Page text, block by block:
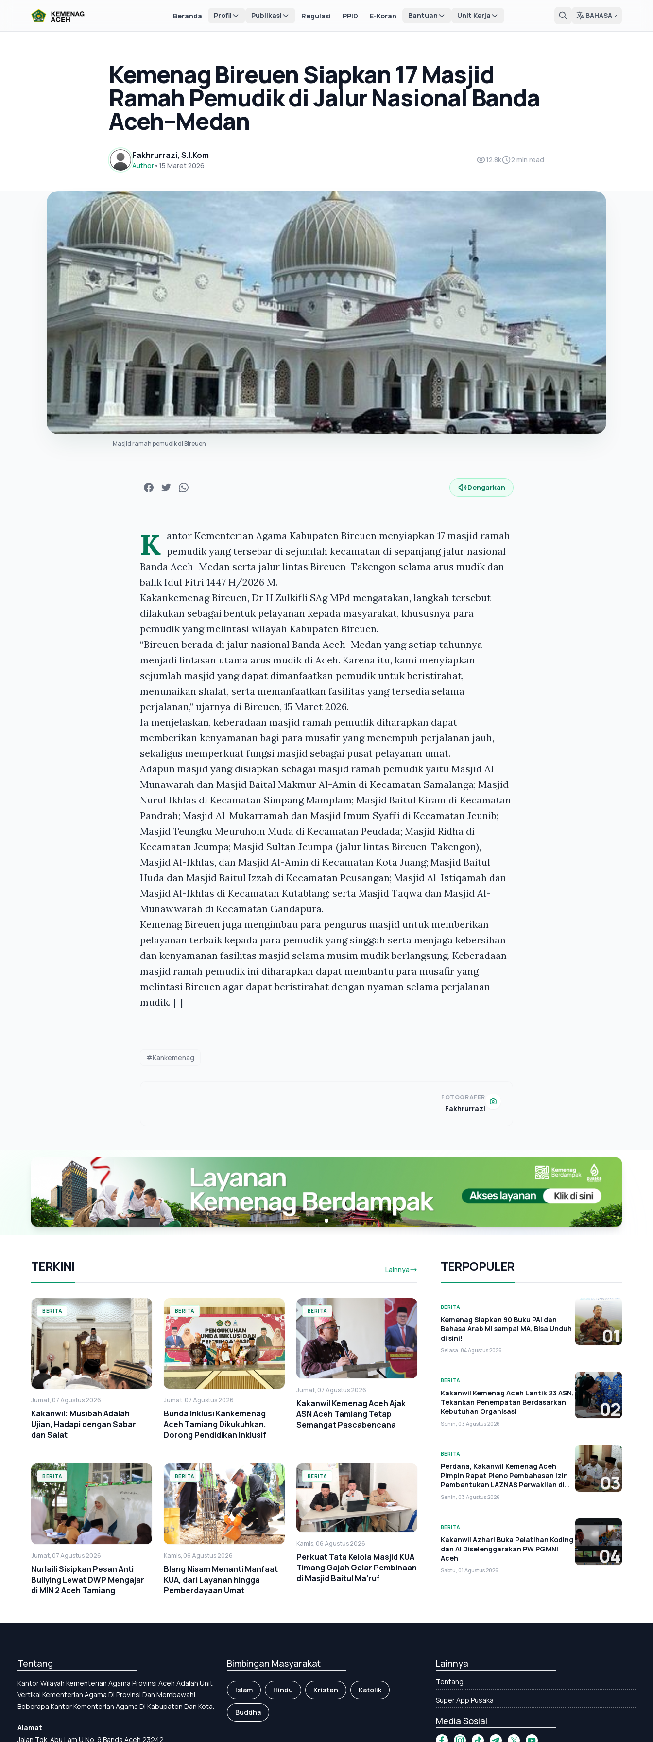
Beranda Profil Publikasi Regulasi PPID E-Koran Bantuan Unit Kerja BAHASA
Kemenag Bireuen Siapkan 17 Masjid
Ramah Pemudik di Jalur Nasional Banda
Aceh–Medan
Fakhrurrazi, S.I.Kom
Author•15 Maret 2026
12.8k 2 min read
Masjid ramah pemudik di Bireuen
Dengarkan
K antor Kementerian Agama Kabupaten Bireuen menyiapkan 17 masjid ramah
pemudik yang tersebar di sejumlah kecamatan di sepanjang jalur nasional
Banda Aceh–Medan serta jalur lintas Bireuen–Takengon selama arus mudik dan
balik Idul Fitri 1447 H/2026 M.
Kakankemenag Bireuen, Dr H Zulkifli SAg MPd mengatakan, langkah tersebut
dilakukan sebagai bentuk pelayanan kepada masyarakat, khususnya para
pemudik yang melintasi wilayah Kabupaten Bireuen.
“Bireuen berada di jalur nasional Banda Aceh–Medan yang setiap tahunnya
menjadi lintasan utama arus mudik di Aceh. Karena itu, kami menyiapkan
sejumlah masjid yang dapat dimanfaatkan pemudik untuk beristirahat,
menunaikan shalat, serta memanfaatkan fasilitas yang tersedia selama
perjalanan,” ujarnya di Bireuen, 15 Maret 2026.
Ia menjelaskan, keberadaan masjid ramah pemudik diharapkan dapat
memberikan kenyamanan bagi para musafir yang menempuh perjalanan jauh,
sekaligus memperkuat fungsi masjid sebagai pusat pelayanan umat.
Adapun masjid yang disiapkan sebagai masjid ramah pemudik yaitu Masjid Al-
Munawarah dan Masjid Baital Makmur Al-Amin di Kecamatan Samalanga; Masjid
Nurul Ikhlas di Kecamatan Simpang Mamplam; Masjid Baitul Kiram di Kecamatan
Pandrah; Masjid Al-Mukarramah dan Masjid Imum Syafi’i di Kecamatan Jeunib;
Masjid Teungku Meuruhom Muda di Kecamatan Peudada; Masjid Ridha di
Kecamatan Jeumpa; Masjid Sultan Jeumpa (jalur lintas Bireuen-Takengon),
Masjid Al-Ikhlas, dan Masjid Al-Amin di Kecamatan Kota Juang; Masjid Baitul
Huda dan Masjid Baitul Izzah di Kecamatan Peusangan; Masjid Al-Istiqamah dan
Masjid Al-Ikhlas di Kecamatan Kutablang; serta Masjid Taqwa dan Masjid Al-
Munawwarah di Kecamatan Gandapura.
Kemenag Bireuen juga mengimbau para pengurus masjid untuk memberikan
pelayanan terbaik kepada para pemudik yang singgah serta menjaga kebersihan
dan kenyamanan fasilitas masjid selama musim mudik berlangsung. Keberadaan
masjid ramah pemudik ini diharapkan dapat membantu para musafir yang
melintasi Bireuen agar dapat beristirahat dengan nyaman selama perjalanan
mudik. [ ]
#Kankemenag
FOTOGRAFER
Fakhrurrazi
TERKINI Lainnya
BERITA
Jumat, 07 Agustus 2026
Kakanwil: Musibah Adalah
Ujian, Hadapi dengan Sabar
dan Salat
BERITA
Jumat, 07 Agustus 2026
Bunda Inklusi Kankemenag
Aceh Tamiang Dikukuhkan,
Dorong Pendidikan Inklusif
BERITA
Jumat, 07 Agustus 2026
Kakanwil Kemenag Aceh Ajak
ASN Aceh Tamiang Tetap
Semangat Pascabencana
BERITA
Jumat, 07 Agustus 2026
Nurlaili Sisipkan Pesan Anti
Bullying Lewat DWP Mengajar
di MIN 2 Aceh Tamiang
BERITA
Kamis, 06 Agustus 2026
Blang Nisam Menanti Manfaat
KUA, dari Layanan hingga
Pemberdayaan Umat
BERITA
Kamis, 06 Agustus 2026
Perkuat Tata Kelola Masjid KUA
Timang Gajah Gelar Pembinaan
di Masjid Baitul Ma'ruf
TERPOPULER
BERITA
Kemenag Siapkan 90 Buku PAI dan
Bahasa Arab MI sampai MA, Bisa Unduh
di sini!
Selasa, 04 Agustus 2026
01
BERITA
Kakanwil Kemenag Aceh Lantik 23 ASN,
Tekankan Penempatan Berdasarkan
Kebutuhan Organisasi
Senin, 03 Agustus 2026
02
BERITA
Perdana, Kakanwil Kemenag Aceh
Pimpin Rapat Pleno Pembahasan Izin
Pembentukan LAZNAS Perwakilan di
Aceh
Senin, 03 Agustus 2026
03
BERITA
Kakanwil Azhari Buka Pelatihan Koding
dan AI Diselenggarakan PW PGMNI
Aceh
Sabtu, 01 Agustus 2026
04
Tentang
Kantor Wilayah Kementerian Agama Provinsi Aceh Adalah Unit
Vertikal Kementerian Agama Di Provinsi Dan Membawahi
Beberapa Kantor Kementerian Agama Di Kabupaten Dan Kota.
Alamat
Jalan Tgk. Abu Lam U No. 9 Banda Aceh 23242
Bimbingan Masyarakat
Islam Hindu Kristen Katolik
Buddha
Lainnya
Tentang
Super App Pusaka
Media Sosial